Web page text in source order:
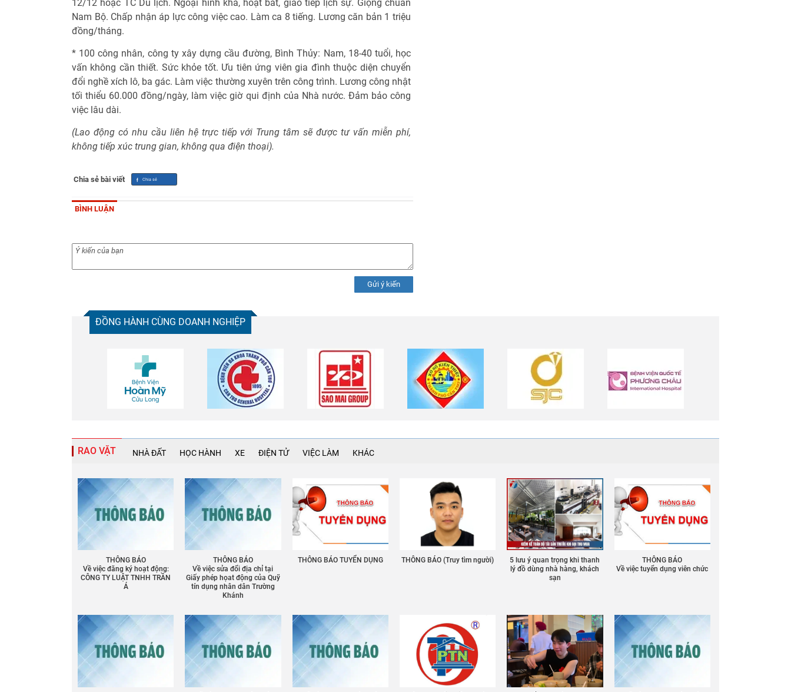
12/12 hoặc TC Du lịch. Ngoại hình khá, hoạt bát, giao tiếp lịch sự. Giọng chuẩn
Nam Bộ. Chấp nhận áp lực công việc cao. Làm ca 8 tiếng. Lương căn bản 1 triệu
đồng/tháng.
* 100 công nhân, công ty xây dựng cầu đường, Bình Thủy: Nam, 18-40 tuổi, học
vấn không cần thiết. Sức khỏe tốt. Ưu tiên ứng viên gia đình thuộc diện chuyển
đổi nghề xích lô, ba gác. Làm việc thường xuyên trên công trình. Lương công nhật
tối thiểu 60.000 đồng/ngày, làm việc giờ qui định của Nhà nước. Đảm bảo công
việc lâu dài.
(Lao động có nhu cầu liên hệ trực tiếp với Trung tâm sẽ được tư vấn miễn phí,
không tiếp xúc trung gian, không qua điện thoại).
Chia sẻ bài viết
BÌNH LUẬN
Gửi ý kiến
ĐỒNG HÀNH CÙNG DOANH NGHIỆP
RAO VẶT NHÀ ĐẤT HỌC HÀNH XE ĐIỆN TỬ VIỆC LÀM KHÁC
THÔNG BÁO
Về việc đăng ký hoạt động:
CÔNG TY LUẬT TNHH TRẦN
Á
THÔNG BÁO
Về việc sửa đổi địa chỉ tại
Giấy phép họat động của Quỹ
tín dụng nhân dân Trường
Khánh
THÔNG BÁO TUYỂN DỤNG THÔNG BÁO (Truy tìm người)
5 lưu ý quan trọng khi thanh
lý đồ dùng nhà hàng, khách
sạn
THÔNG BÁO
Về việc tuyển dụng viên chức